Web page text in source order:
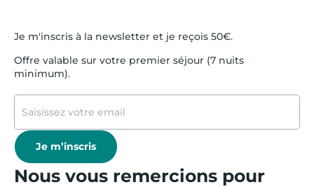
Je m'inscris à la newsletter et je reçois 50€.
Offre valable sur votre premier séjour (7 nuits
minimum).
Je m’inscris
Nous vous remercions pour